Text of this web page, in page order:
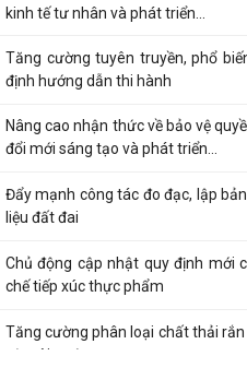
TIN MỚI
Tăng cường thực hiện chính sách,
Tuyên truyền thực hiện Chương
đoạn 2026 – 2030
Tuyên truyền thực hiện các nghị
kinh tế tư nhân và phát triển...
Tăng cường tuyên truyền, phổ
định hướng dẫn thi hành
Nâng cao nhận thức về bảo vệ
đổi mới sáng tạo và phát triển...
Đẩy mạnh công tác đo đạc, lập
liệu đất đai